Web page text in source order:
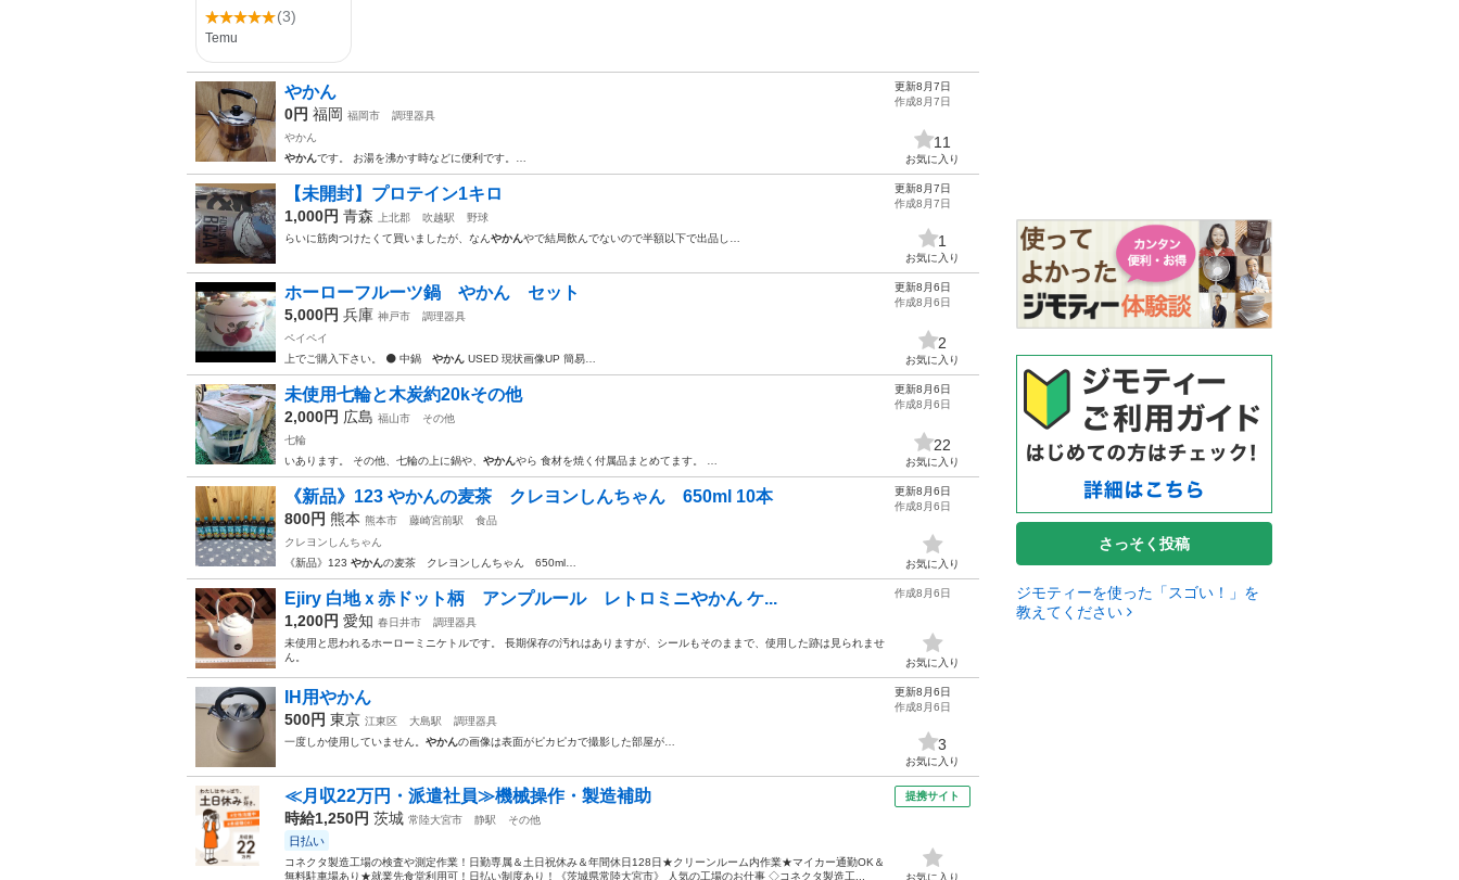
やかん
0円 福岡 福岡市
調理器具
やかん
やかんです。 お湯を沸かす時などに便利です。…
更新8月7日
作成8月7日
11
お気に入り
【未開封】プロテイン1キロ
1,000円 青森 上北郡 吹越駅
野球
らいに筋肉つけたくて買いましたが、なんやかんやで結局飲んでないので半額以下で出品し…
更新8月7日
作成8月7日
1
お気に入り
ホーローフルーツ鍋 やかん セット
5,000円 兵庫 神戸市
調理器具
ペイペイ
上でご購入下さい。 ⚫️ 中鍋 やかん USED 現状画像UP 簡易…
更新8月6日
作成8月6日
2
お気に入り
未使用七輪と木炭約20kその他
2,000円 広島 福山市
その他
七輪
いあります。 その他、七輪の上に鍋や、 やかんやら 食材を焼く付属品まとめてます。 …
更新8月6日
作成8月6日
22
お気に入り
《新品》123 やかんの麦茶 クレヨンしんちゃん 650ml 10本
800円 熊本 熊本市 藤崎宮前駅
食品
クレヨンしんちゃん
《新品》123 やかんの麦茶 クレヨンしんちゃん 650ml…
更新8月6日
作成8月6日
お気に入り
Ejiry 白地ｘ赤ドット柄 アンプルール レトロミニやかん ケ...
1,200円 愛知 春日井市
調理器具
未使用と思われるホーローミニケトルです。 長期保存の汚れはありますが、シールもそのままで、使用した跡は見られませ
ん。
作成8月6日
お気に入り
IH用やかん
500円 東京 江東区 大島駅
調理器具
一度しか使用していません。 やかんの画像は表面がピカピカで撮影した部屋が…
更新8月6日
作成8月6日
3
お気に入り
≪月収22万円・派遣社員≫機械操作・製造補助
時給1,250円 茨城 常陸大宮市 静駅 その他
日払い
コネクタ製造工場の検査や測定作業！日勤専属＆土日祝休み＆年間休日128日★クリーンルーム内作業★マイカー通勤OK＆
無料駐車場あり★就業先食堂利用可！日払い制度あり！《茨城県常陸大宮市》 人気の工場のお仕事 ◇コネクタ製造工...
提携サイト
お気に入り
さっそく投稿
ジモティーを使った「スゴい！」を
教えてください